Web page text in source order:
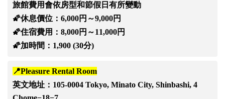
旅館費用會依房型和節假日有所變動
🌠休息價位：6,000円～9,000円
🌠住宿費用：8,000円～11,000円
🌠加時間：1,900 (30分)
📍Pleasure Rental Room
英文地址： 105-0004 Tokyo, Minato City, Shinbashi, 4